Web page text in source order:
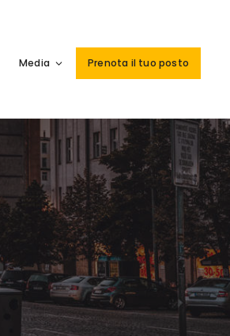
Media Prenota il tuo posto